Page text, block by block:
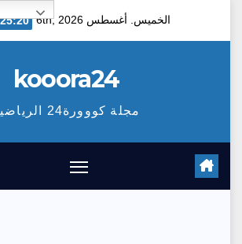
الخميس. أغسطس 6th, 2026 AM
kooora24
مجلة كووورة24 الرياضية